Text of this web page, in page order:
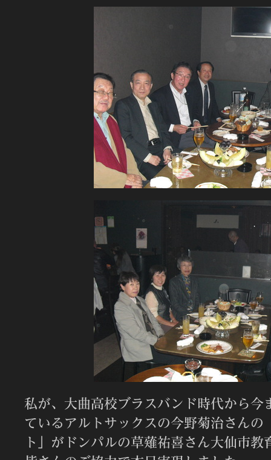
私が、大曲高校ブラスバンド時代から今
ているアルトサックスの今野菊治さんの
ト」がドンパルの草薙祐喜さん大仙市